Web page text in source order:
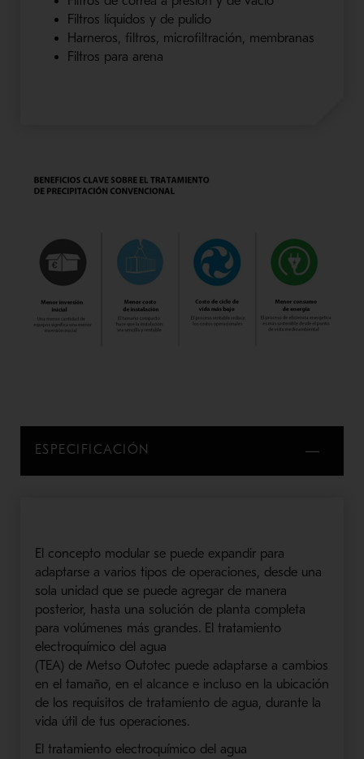
Filtros líquidos y de pulido
Harneros, filtros, microfiltración, membranas
Filtros para arena
ESPECIFICACIÓN
El concepto modular se puede expandirpara
adaptarse a varios tipos de operaciones, desde una
sola unidad que se puede agregar de manera
posterior, hasta una solución de planta completa
para volúmenes más grandes. El tratamiento
electroquímico del agua
(TEA) de Metso Outotec puede adaptarse a cambios
en el tamaño, en el alcance e incluso en la ubicación
de los requisitos de tratamiento deagua, durante la
vida útil de tus operaciones.
El tratamiento electroquímico del agua